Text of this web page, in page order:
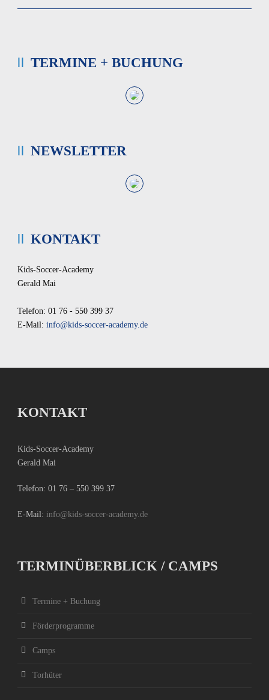
TERMINE + BUCHUNG
NEWSLETTER
KONTAKT
Kids-Soccer-Academy
Gerald Mai
Telefon: 01 76 - 550 399 37
E-Mail: info@kids-soccer-academy.de
KONTAKT
Kids-Soccer-Academy
Gerald Mai
Telefon: 01 76 – 550 399 37
E-Mail: info@kids-soccer-academy.de
TERMINÜBERBLICK / CAMPS
Termine + Buchung
Förderprogramme
Camps
Torhüter